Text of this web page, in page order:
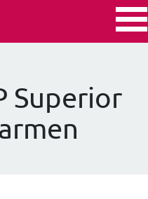
Superior